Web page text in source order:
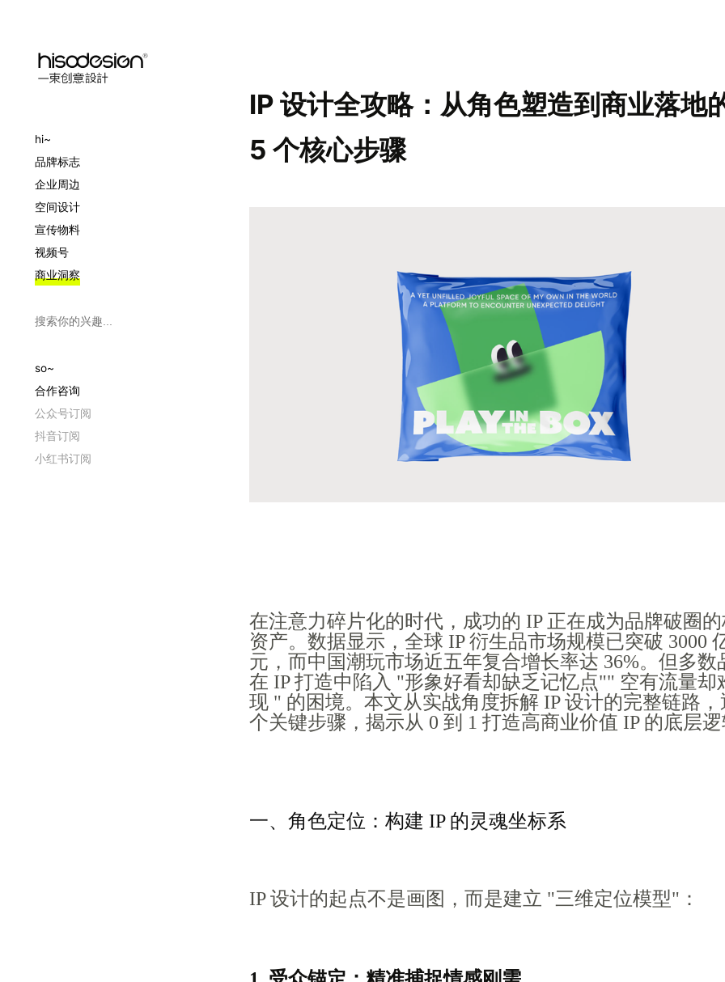
hi~
品牌标志
企业周边
空间设计
宣传物料
视频号
商业洞察
so~
合作咨询
公众号订阅
抖音订阅
小红书订阅
IP 设计全攻略：从角色塑造到商业落地
5 个核心步骤
在注意力碎片化的时代，成功的 IP 正在成为品牌破圈
资产。数据显示，全球 IP 衍生品市场规模已突破 3000
元，而中国潮玩市场近五年复合增长率达 36%。但多数
在 IP 打造中陷入 "形象好看却缺乏记忆点"" 空有流量却
现 " 的困境。本文从实战角度拆解 IP 设计的完整链路，
个关键步骤，揭示从 0 到 1 打造高商业价值 IP 的底层逻
一、角色定位：构建 IP 的灵魂坐标系
IP 设计的起点不是画图，而是建立 "三维定位模型"：